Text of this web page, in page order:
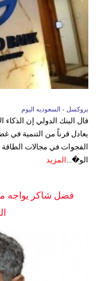
بروكسل - السعوديه اليوم
قال البنك الدولي إن
يعادل قرناً من التنمية
الفجوات في مجالات الطاقة
الو�... المزيد
فضل شاكر يواجه